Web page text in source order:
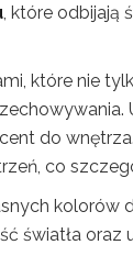
, które odbijają
które nie
do
co
kolorów
światła